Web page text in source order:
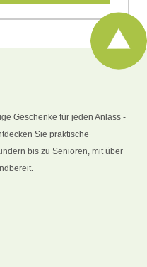
Geschenke für jeden Anlass -
Sie praktische
bis zu Senioren, mit über